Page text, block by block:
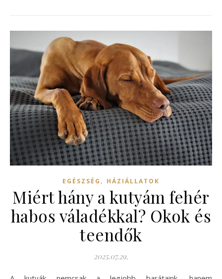
EGÉSZSÉG , HÁZIÁLLATOK
Miért hány a kutyám fehér
habos váladékkal? Okok és
teendők
2025.07.29.